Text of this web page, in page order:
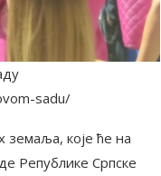
sadu/
земаља, које ће на
Републике Српске